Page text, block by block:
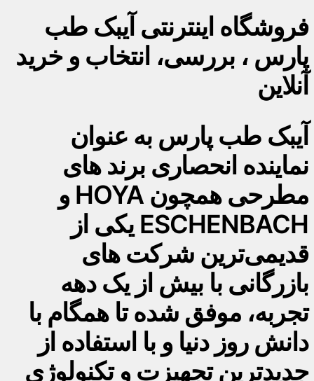
فروشگاه اینترنتی آیبک طب
پارس ، بررسی، انتخاب و خرید
آنلاین
آیبک طب پارس به عنوان
نماینده انحصاری برند های
مطرحی همچون HOYA و
ESCHENBACH یکی از
قدیمی‌ترین شرکت های
بازرگانی با بیش از یک دهه
تجربه، موفق شده تا همگام با
دانش روز دنیا و با استفاده از
جدیدترین تجهیزت و تکنولوژی